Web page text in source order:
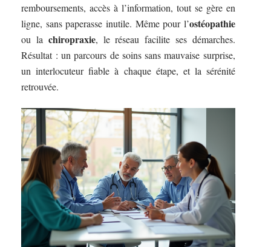
remboursements, accès à l’information, tout se gère en
ligne, sans paperasse inutile. Même pour l’ostéopathie
ou la chiropraxie, le réseau facilite ses démarches.
Résultat : un parcours de soins sans mauvaise surprise,
un interlocuteur fiable à chaque étape, et la sérénité
retrouvée.